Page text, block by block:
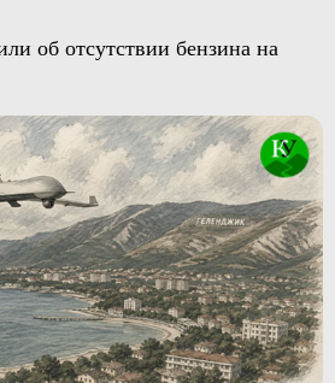
об отсутствии бензина на